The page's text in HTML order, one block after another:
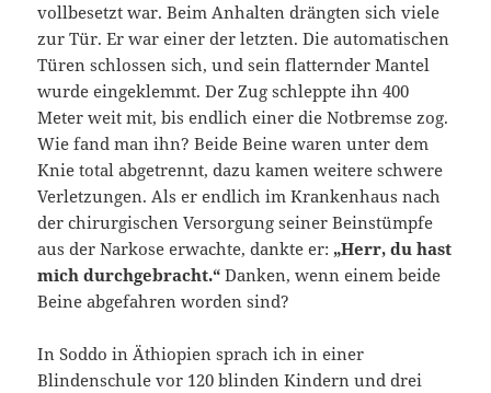
vollbesetzt war. Beim Anhalten drängten sich viele
zur Tür. Er war einer der letzten. Die automatischen
Türen schlossen sich, und sein flatternder Mantel
wurde eingeklemmt. Der Zug schleppte ihn 400
Meter weit mit, bis endlich einer die Notbremse zog.
Wie fand man ihn? Beide Beine waren unter dem
Knie total abgetrennt, dazu kamen weitere schwere
Verletzungen. Als er endlich im Krankenhaus nach
der chirurgischen Versorgung seiner Beinstümpfe
aus der Narkose erwachte, dankte er: „Herr, du hast
mich durchgebracht.“ Danken, wenn einem beide
Beine abgefahren worden sind?
In Soddo in Äthiopien sprach ich in einer
Blindenschule vor 120 blinden Kindern und drei